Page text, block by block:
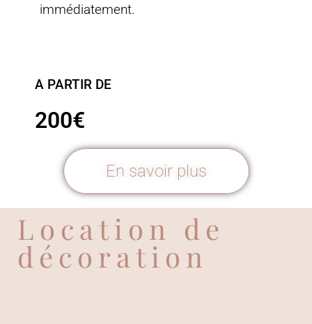
immédiatement.
A PARTIR DE
200€
En savoir plus
Location de
décoration